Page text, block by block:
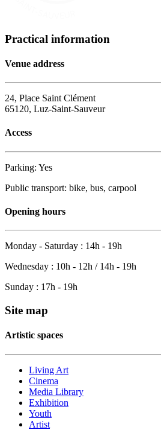
Practical information
Venue address
24, Place Saint Clément
65120, Luz-Saint-Sauveur
Access
Parking: Yes
Public transport: bike, bus, carpool
Opening hours
Monday - Saturday : 14h - 19h
Wednesday : 10h - 12h / 14h - 19h
Sunday : 17h - 19h
Site map
Artistic spaces
Living Art
Cinema
Media Library
Exhibition
Youth
Artist